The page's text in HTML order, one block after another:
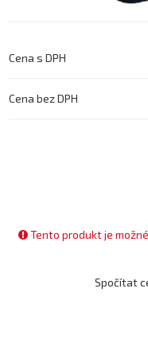
Cena s DPH
Cena bez DPH
Tento produkt je
Spočítat